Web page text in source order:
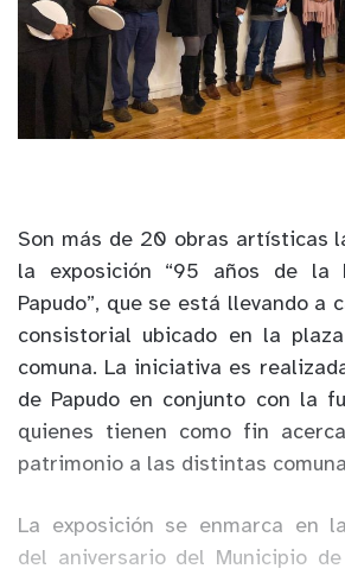
Son más de 20 obras artísticas
la exposición “95 años de la
Papudo”, que se está llevando a
consistorial ubicado en la
comuna. La iniciativa es
de Papudo en conjunto con la
quienes tienen como fin
patrimonio a las distintas
La exposición se enmarca en
del aniversario del Municipio